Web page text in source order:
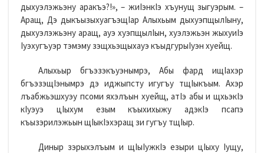
дыхуэлэжьэну аракъэ?!», – жиIэнкIэ хъунущ зыгуэрым. –
Аращ, Дэ дыкъызыхуагъэщIар Алыхьым дыхуэпщылIыну,
дыхуэлэжьэну аращ, ауэ хуэпщылIын, хуэлэжьэн жыхуиIэ
Iуэхугъуэр тэмэму зэщхьэщыхауэ къыдгурыIуэн хуейщ.
Алыхьыр бгъэзэкъуэнымрэ, Абы фард ищIахэр
бгъэзэщIэнымрэ дэ иджыпсту игугъу тщIыкъым. Ахэр
лъабжьэшхуэу псоми яхэлъын хуейщ, атIэ абы и щхьэкIэ
кIуэуэ цIыхум езым къыхихыжу адэкIэ псапэ
къызэрилэжьын щIыкIэхэращ зи гугъу тщIыр.
Диныр зэрыхэлъым и щIыIужкIэ езыри цIыху Iущу,